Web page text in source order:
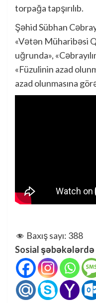
torpağa tapşırılıb.
Şəhid Sübhan
«Vətən Müharibəsi
uğrunda»,
«Füzulinin azad
azad olunmasına
Baxış sayı: 388
Sosial şəbəkələrdə